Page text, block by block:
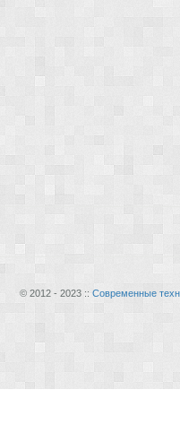
© 2012 - 2023 :: Современные